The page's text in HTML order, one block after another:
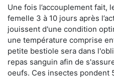
Une fois l’accouplement
femelle 3 à 10 jours après
jouissent d'une condition
une température comprise
petite bestiole sera dans
repas sanguin afin de
oeufs. Ces insectes pondent